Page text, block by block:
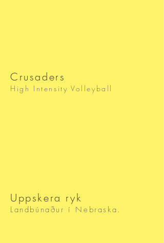
Crusaders
High Intensity Volleyball
Uppskera ryk
Landbúnaður í Nebraska.